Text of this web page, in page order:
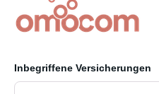
Inbegriffene Versicherungen